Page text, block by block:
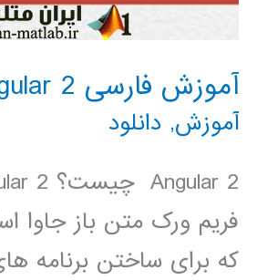
آموزش فارسی Angular 2
آموزش, دانلود
فریم ورک متن باز جاوا
که برای ساختن برنامه